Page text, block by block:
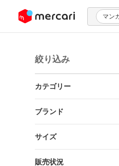
ツにスキップ マン
絞り込み
カテゴリー
ブランド
サイズ
販売状況